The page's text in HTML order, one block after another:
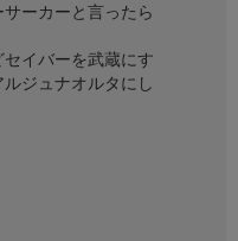
ーカーと言ったら
イバーを武蔵にす
ジュナオルタにし